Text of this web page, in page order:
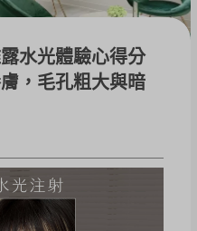
水光體驗心得分
，毛孔粗大與暗